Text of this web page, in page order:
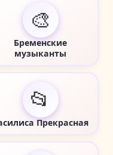
🎨
Бременские
музыканты
📂
Прекрасная